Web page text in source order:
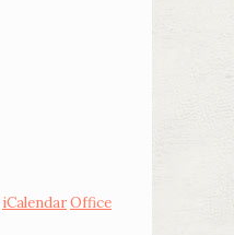
iCalendarOffice